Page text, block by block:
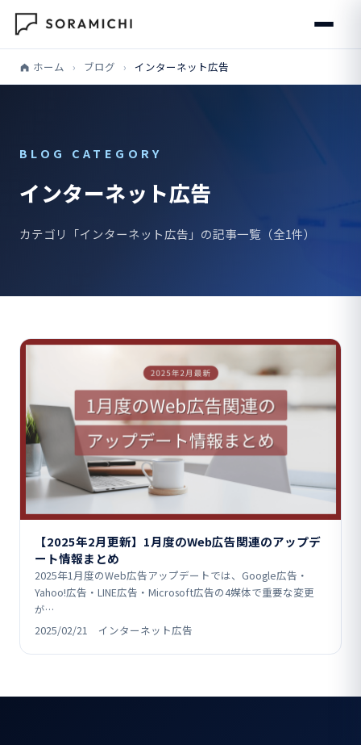
ホーム › ブログ › インターネット広告
BLOG CATEGORY
インターネット広告
カテゴリ「インターネット広告」の記事一覧（全1件）
【2025年2月更新】1月度のWeb広告関連のアップデ
ート情報まとめ
2025年1月度のWeb広告アップデートでは、Google広告・
Yahoo!広告・LINE広告・Microsoft広告の4媒体で重要な変更
が…
2025/02/21 インターネット広告